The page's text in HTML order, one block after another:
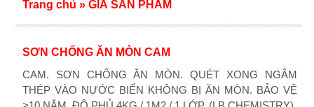
SƠN CHỐNG ĂN MÒN CAM
CAM. SƠN CHỐNG ĂN MÒN. QUÉT XONG NGÂM
THÉP VÀO NƯỚC BIỂN KHÔNG BỊ ĂN MÒN. BẢO VỆ
Trang chủ » GIÁ SẢN PHẨM